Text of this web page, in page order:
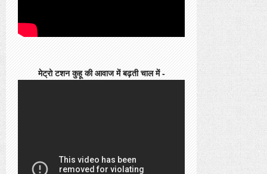
मेट्रो टशन कुहू की आवाज में बढ़ती चाल में -